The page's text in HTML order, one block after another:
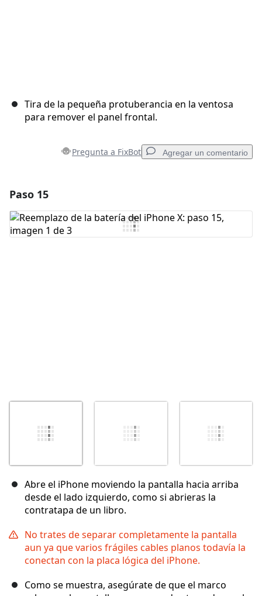
Tira de la pequeña protuberancia en la ventosa
para remover el panel frontal.
Pregunta a FixBot Agregar un comentario
Agregar Comentario
Paso 15
Abre el iPhone moviendo la pantalla hacia arriba
desde el lado izquierdo, como si abrieras la
contratapa de un libro.
No trates de separar completamente la pantalla
aun ya que varios frágiles cables planos todavía la
conectan con la placa lógica del iPhone.
Como se muestra, asegúrate de que el marco